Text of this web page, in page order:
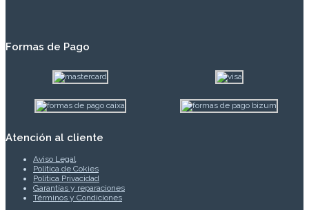
Formas de Pago
Atención al cliente
Aviso Legal
Política de Cokies
Política Privacidad
Garantías y reparaciones
Términos y Condiciones